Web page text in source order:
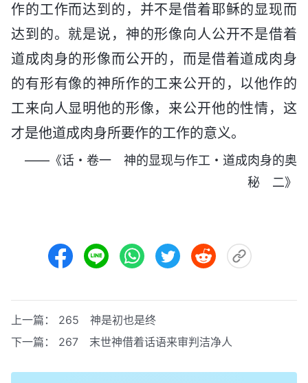
作的工作而达到的，并不是借着耶稣的显现而
达到的。就是说，神的形像向人公开不是借着
道成肉身的形像而公开的，而是借着道成肉身
的有形有像的神所作的工来公开的，以他作的
工来向人显明他的形像，来公开他的性情，这
才是他道成肉身所要作的工作的意义。
——《话・卷一 神的显现与作工・道成肉身的奥
秘 二》
上一篇： 265 神是初也是终
下一篇： 267 末世神借着话语来审判洁净人